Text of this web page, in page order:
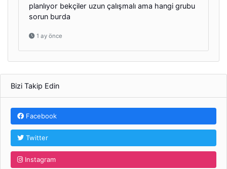
planlıyor bekçiler uzun çalışmalı ama hangi grubu
sorun burda
1 ay önce
Bizi Takip Edin
Facebook
Twitter
Instagram